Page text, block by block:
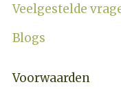
Veelgestelde
Blogs
Voorwaarden